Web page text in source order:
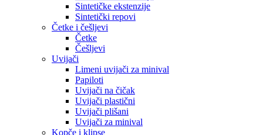
Sintetičke ekstenzije
Sintetički repovi
Četke i češljevi
Četke
Češljevi
Uvijači
Limeni uvijači za minival
Papiloti
Uvijači na čičak
Uvijači plastični
Uvijači plišani
Uvijači za minival
Kopče i klipse